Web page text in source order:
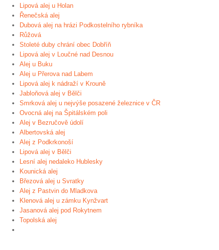
Lipová alej u Holan
Řenečská alej
Dubová alej na hrázi Podkostelního rybníka
Růžová
Stoleté duby chrání obec Dobříň
Lipová alej v Loučné nad Desnou
Alej u Buku
Alej u Přerova nad Labem
Lipová alej k nádraží v Krouně
Jabloňová alej v Bělči
Smrková alej u nejvýše posazené železnice v ČR
Ovocná alej na Špitálském poli
Alej v Bezručově údolí
Albertovská alej
Alej z Podkrkonoší
Lipová alej v Bělči
Lesní alej nedaleko Hublesky
Kounická alej
Březová alej u Svratky
Alej z Pastvin do Mladkova
Klenová alej u zámku Kynžvart
Jasanová alej pod Rokytnem
Topolská alej